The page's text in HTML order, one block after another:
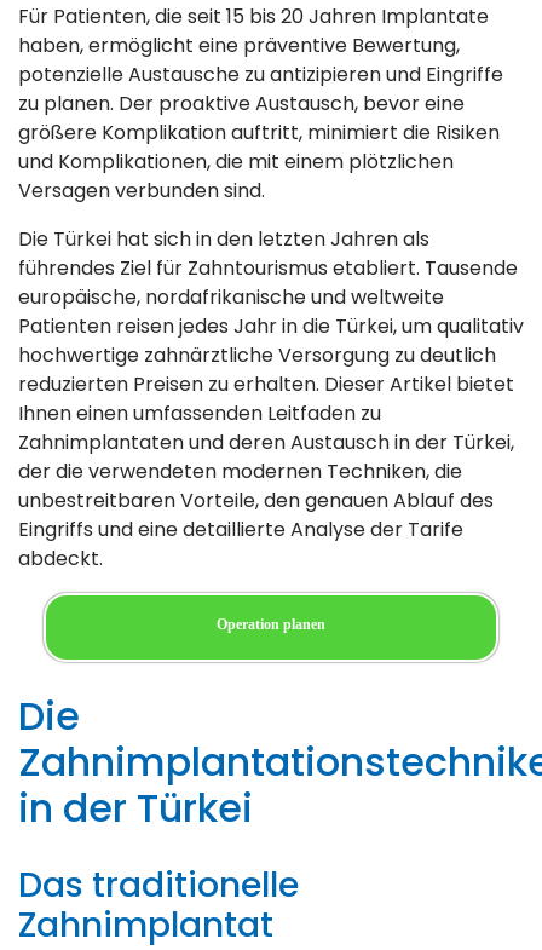
Für Patienten, die seit 15 bis 20 Jahren Implantate
haben, ermöglicht eine präventive Bewertung,
potenzielle Austausche zu antizipieren und Eingriffe
zu planen. Der proaktive Austausch, bevor eine
größere Komplikation auftritt, minimiert die Risiken
und Komplikationen, die mit einem plötzlichen
Versagen verbunden sind.
Die Türkei hat sich in den letzten Jahren als
führendes Ziel für Zahntourismus etabliert. Tausende
europäische, nordafrikanische und weltweite
Patienten reisen jedes Jahr in die Türkei, um qualitativ
hochwertige zahnärztliche Versorgung zu deutlich
reduzierten Preisen zu erhalten. Dieser Artikel bietet
Ihnen einen umfassenden Leitfaden zu
Zahnimplantaten und deren Austausch in der Türkei,
der die verwendeten modernen Techniken, die
unbestreitbaren Vorteile, den genauen Ablauf des
Eingriffs und eine detaillierte Analyse der Tarife
abdeckt.
Operation planen
Die
in der Türkei
Das traditionelle
Zahnimplantat